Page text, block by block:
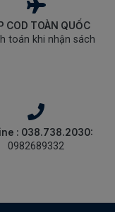
COD TOÀN QUỐC
toán khi nhận sách
: 038.738.2030:
0982689332